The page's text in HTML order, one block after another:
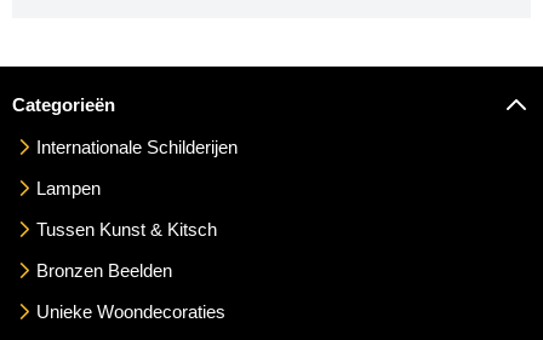
Categorieën
Internationale Schilderijen
Lampen
Tussen Kunst & Kitsch
Bronzen Beelden
Unieke Woondecoraties